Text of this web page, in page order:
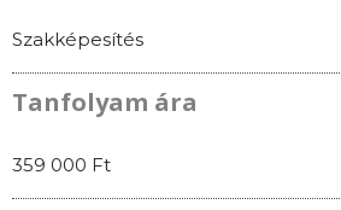
Szakképesítés
Tanfolyam ára
359 000 Ft